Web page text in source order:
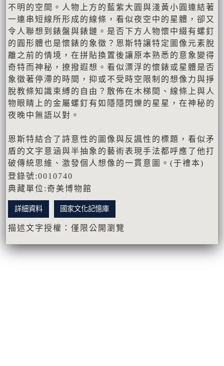
不明的空間。人物上方的藍紫大圓與淺黃小圓連結著
一連串短線所形成的線條，看似夜空中的星體，卻又
令人聯想到錶盤與錶鏈。是否下方人物懷中綴有螺釘
的圓形體也是懷錶的象徵？恩斯特讓特定圖像元素脫
離之前的情境，在拼貼換置後讓原本熟悉的意象變得
奇特而神秘，撩撥遐想。看似漂浮的懷錶或星體是否
象徵著停滯的時間，抑或不受時空限制的想像力與掙
脫教條知識束縛的自由？散佈在木梯間、線條上與人
物眼睛上的金屬螺釘有如隱隱閃爍的星星，在神秘的
夜晚中無語以對。
恩斯特結合了詩意性的圖像與反諷性的標題，看似矛
盾的文字意涵與半抽象的藝術表現手法都呼應了他打
破傳統思維、激發個人想像的一貫意圖。(于禮本)
登錄號:0010740
典藏單位:奇美博物館
詳細資料 國家文化記憶庫
描述文字授權：僅限公開瀏覽